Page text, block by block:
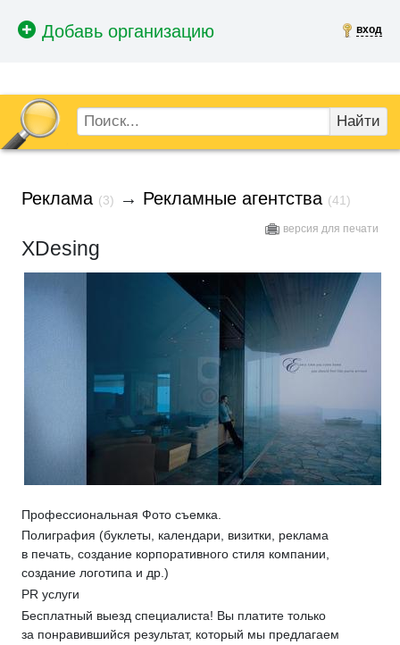
вход
Найти
Реклама (3) → Рекламные агентства (41)
версия для печати
XDesing
Профессиональная Фото съемка.
Полиграфия (буклеты, календари, визитки, реклама
в печать, создание корпоративного стиля компании,
создание логотипа и др.)
PR услуги
Бесплатный выезд специалиста! Вы платите только
за понравившийся результат, который мы предлагаем